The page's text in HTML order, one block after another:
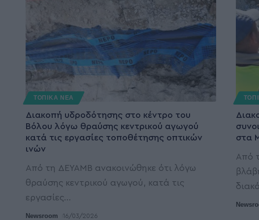
ΤΟΠΙΚΑ ΝΕΑ
Διακοπή υδροδότησης στο κέντρο του
Βόλου λόγω θραύσης κεντρικού αγωγού
κατά τις εργασίες τοποθέτησης οπτικών
ινών
Από τη ΔΕΥΑΜΒ ανακοινώθηκε ότι λόγω
θραύσης κεντρικού αγωγού, κατά τις
εργασίες…
Newsroom 16/03/2026
στα
Από